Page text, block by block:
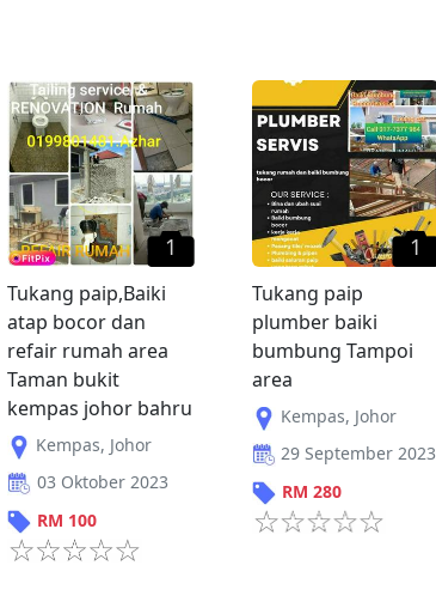
1
Tukang paip,Baiki
atap bocor dan
refair rumah area
Taman bukit
kempas johor bahru
Kempas, Johor
03 Oktober 2023
RM 100
1
Tukang paip
plumber baiki
bumbung Tampoi
area
Kempas, Johor
29 September 2023
RM 280